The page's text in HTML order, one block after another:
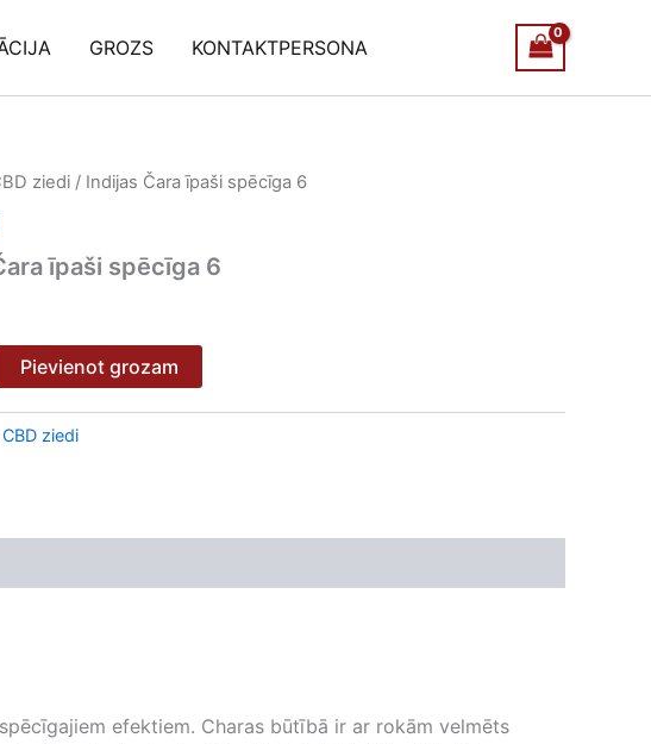
GROZS KONTAKTPERSONA
ziedi / Indijas Čara īpaši spēcīga 6
īpaši spēcīga 6
Pievienot grozam
CBD ziedi
efektiem. Charas būtībā ir ar rokām velmēts